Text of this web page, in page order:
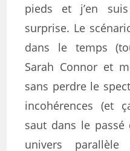
pieds et j’en
surprise. Le
dans le temps
Sarah Connor et
sans perdre le
incohérences (et
saut dans le passé
univers